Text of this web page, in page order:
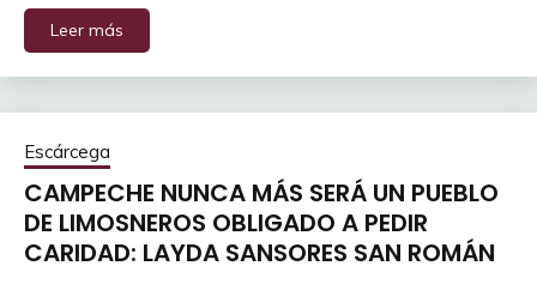
Leer más
Escárcega
CAMPECHE NUNCA MÁS SERÁ UN PUEBLO
DE LIMOSNEROS OBLIGADO A PEDIR
CARIDAD: LAYDA SANSORES SAN ROMÁN